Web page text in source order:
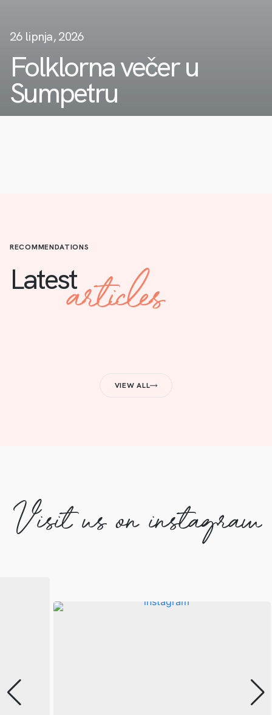
26 lipnja, 2026
Folklorna večer u
Sumpetru
RECOMMENDATIONS
Latestarticles
VIEW ALL
Visit us on instagram